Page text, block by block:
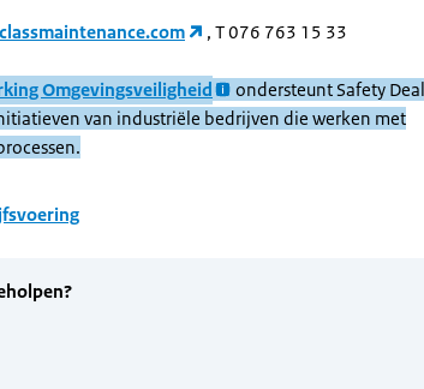
, T 076 763 15 33
Omgevingsveiligheid
ondersteunt Safety
van industriële bedrijven die werken met